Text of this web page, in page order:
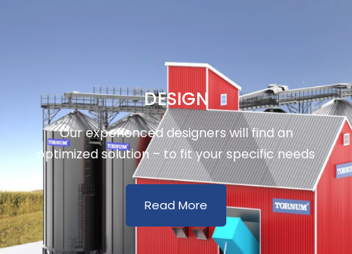
DESIGN
Our experienced designers will find an
optimized solution – to fit your specific needs
Read More